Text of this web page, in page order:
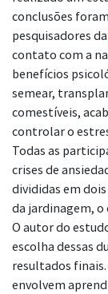
conclusões
pesquisadores da
contato com a
benefícios
semear,
comestíveis,
controlar o
Todas as
crises de
divididas em
da jardinagem,
O autor do
escolha dessas
resultados
envolvem